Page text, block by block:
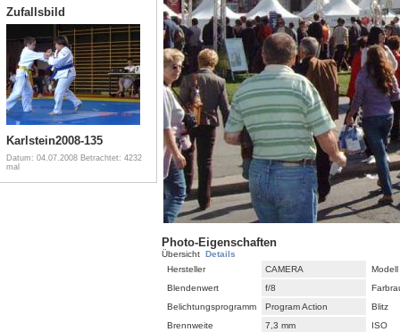
Zufallsbild
Karlstein2008-135
Datum: 04.07.2008 Betrachtet: 4232
mal
Photo-Eigenschaften
Übersicht Details
Hersteller
CAMERA
Modell
Blendenwert
f/8
Belichtungsprogramm
Program Action
Blitz
Brennweite
7,3 mm
ISO